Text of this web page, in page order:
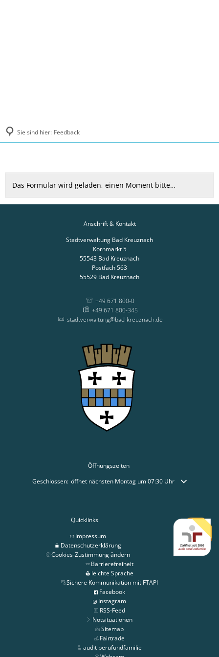
Sie sind hier: Feedback
Feedback
Das Formular wird geladen, einen Moment bitte…
Anschrift & Kontakt
Stadtverwaltung Bad Kreuznach
Kornmarkt 5
55543 Bad Kreuznach
Postfach 563
55529 Bad Kreuznach
+49 671 800-0
+49 671 800-345
stadtverwaltung@bad-kreuznach.de
Öffnungszeiten
Klicken, um weitere Öffnungs- oder Schließzeiten auszublenden
Geschlossen: öffnet nächsten Montag um 07:30 Uhr
Quicklinks
Impressum
Datenschutzerklärung
Cookies-Zustimmung ändern
Barrierefreiheit
leichte Sprache
Sichere Kommunikation mit FTAPI
Facebook
Instagram
RSS-Feed
Notsituationen
Sitemap
Fairtrade
audit berufundfamilie